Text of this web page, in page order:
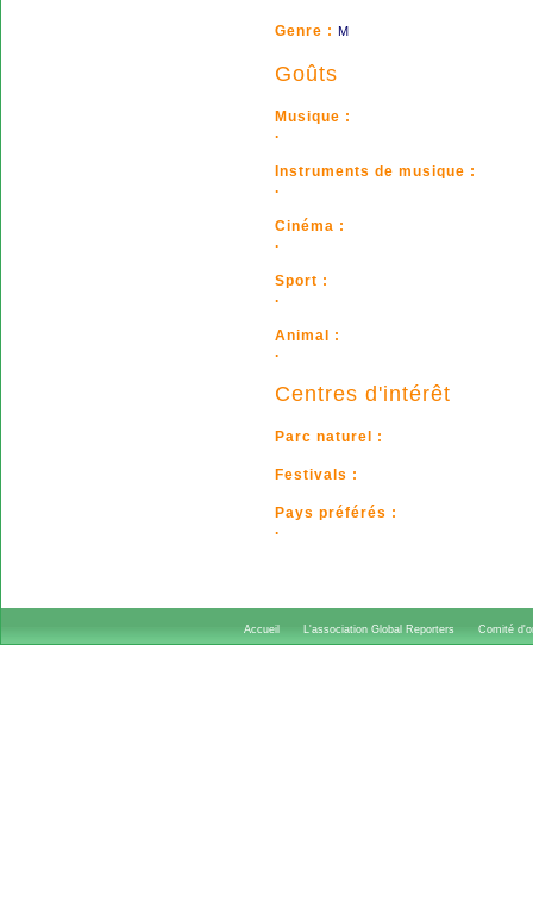
Genre : M
Goûts
Musique :
.
Instruments de musique :
.
Cinéma :
.
Sport :
.
Animal :
.
Centres d'intérêt
Parc naturel :
Festivals :
Pays préférés :
.
Accueil L'association Global Reporters Comité